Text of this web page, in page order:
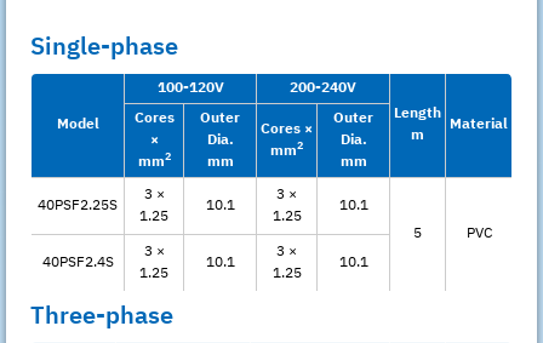
Single-phase
Model
100-120V
200-240V
Length
m
Material
Cores
×
mm2
Outer
Dia.
mm
Cores ×
mm2
Outer
Dia.
mm
40PSF2.25S
3 ×
1.25
10.1
3 ×
1.25
10.1
5
PVC
40PSF2.4S
3 ×
1.25
10.1
3 ×
1.25
10.1
Three-phase